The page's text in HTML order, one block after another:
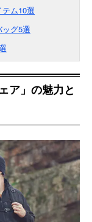
ム10選
グ5選
ア」の魅力と